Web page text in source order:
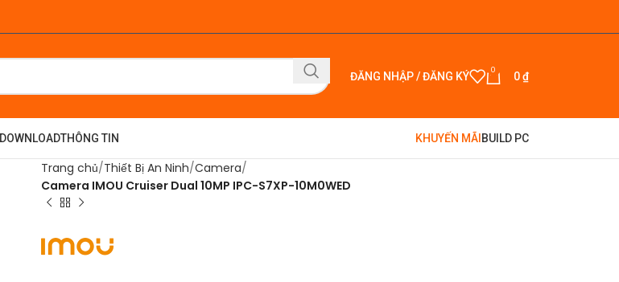
ĐĂNG NHẬP / ĐĂNG KÝ 0 0₫
DOWNLOADTHÔNG TIN KHUYẾN MÃI BUILD PC
Trang chủ Thiết Bị An Ninh Camera
Camera IMOU Cruiser Dual 10MP IPC-S7XP-10M0WED